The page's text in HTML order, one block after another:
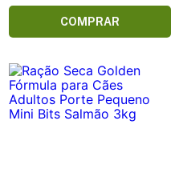
COMPRAR